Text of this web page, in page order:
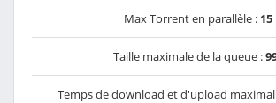
Max Torrent en parallèle : 15
Taille maximale de la queue :
Temps de download et d'upload